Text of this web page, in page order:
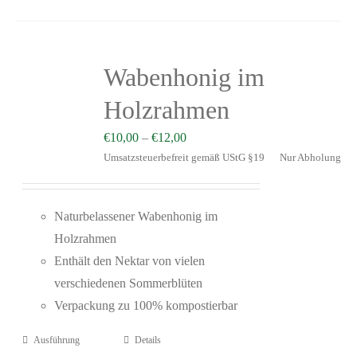
Wabenhonig im
Holzrahmen
€10,00 –€12,00
Umsatzsteuerbefreit gemäß UStG §19 Nur Abholung
Naturbelassener Wabenhonig im
Holzrahmen
Enthält den Nektar von vielen
verschiedenen Sommerblüten
Verpackung zu 100% kompostierbar
Ausführung
Details